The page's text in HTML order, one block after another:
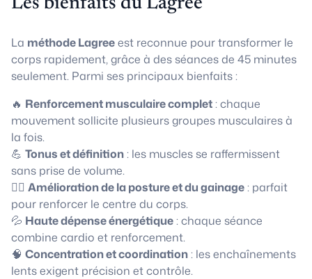
La méthode Lagreeest reconnue pour transformer le
corps rapidement, grâce à des séances de 45 minutes
seulement. Parmi ses principaux bienfaits :
🔥 Renforcement musculaire complet: chaque
mouvement sollicite plusieurs groupes musculaires à
la fois.
💪 Tonus et définition: les muscles se raffermissent
sans prise de volume.
🧘‍♀️ Amélioration de la posture et du gainage: parfait
pour renforcer le centre du corps.
💦 Haute dépense énergétique: chaque séance
combine cardio et renforcement.
🧠 Concentration et coordination: les enchaînements
lents exigent précision et contrôle.